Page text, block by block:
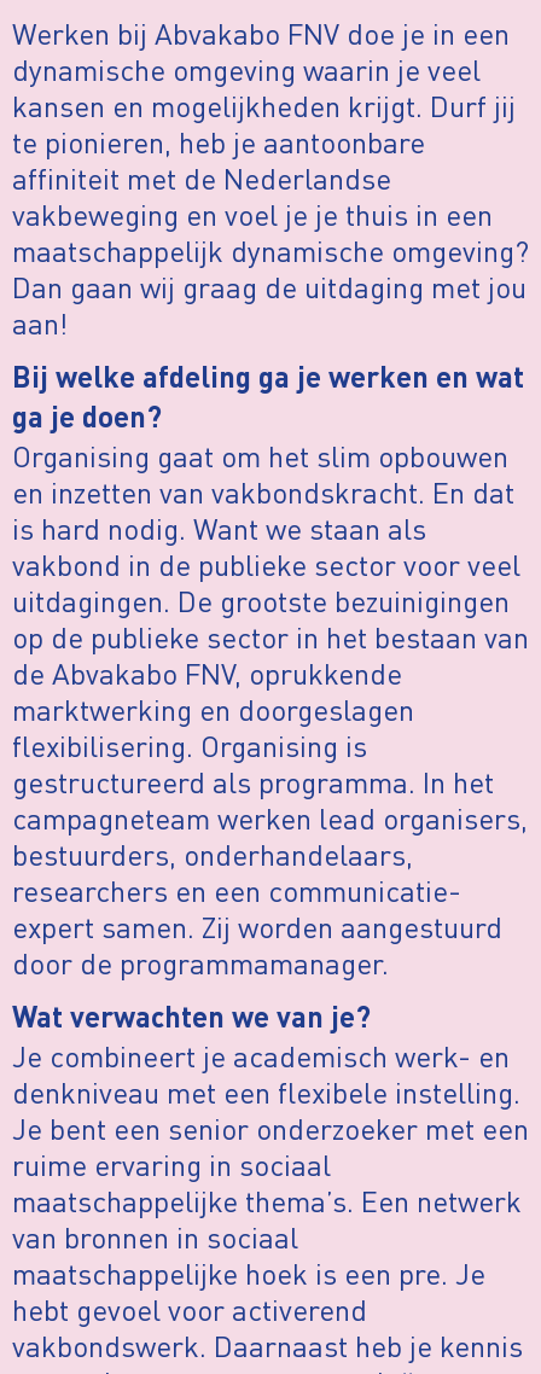
Werken bij Abvakabo FNV doe je in een
dynamische omgeving waarin je veel
kansen en mogelijkheden krijgt. Durf jij
te pionieren, heb je aantoonbare
affiniteit met de Nederlandse
vakbeweging en voel je je thuis in een
maatschappelijk dynamische omgeving?
Dan gaan wij graag de uitdaging met jou
aan!
Bij welke afdeling ga je werken en wat
ga je doen?
Organising gaat om het slim opbouwen
en inzetten van vakbondskracht. En dat
is hard nodig. Want we staan als
vakbond in de publieke sector voor veel
uitdagingen. De grootste bezuinigingen
op de publieke sector in het bestaan van
de Abvakabo FNV, oprukkende
marktwerking en doorgeslagen
flexibilisering. Organising is
gestructureerd als programma. In het
campagneteam werken lead organisers,
bestuurders, onderhandelaars,
researchers en een communicatie-
expert samen. Zij worden aangestuurd
door de programmamanager.
Wat verwachten we van je?
Je combineert je academisch werk- en
denkniveau met een flexibele instelling.
Je bent een senior onderzoeker met een
ruime ervaring in sociaal
maatschappelijke thema’s. Een netwerk
van bronnen in sociaal
maatschappelijke hoek is een pre. Je
hebt gevoel voor activerend
vakbondswerk. Daarnaast heb je kennis